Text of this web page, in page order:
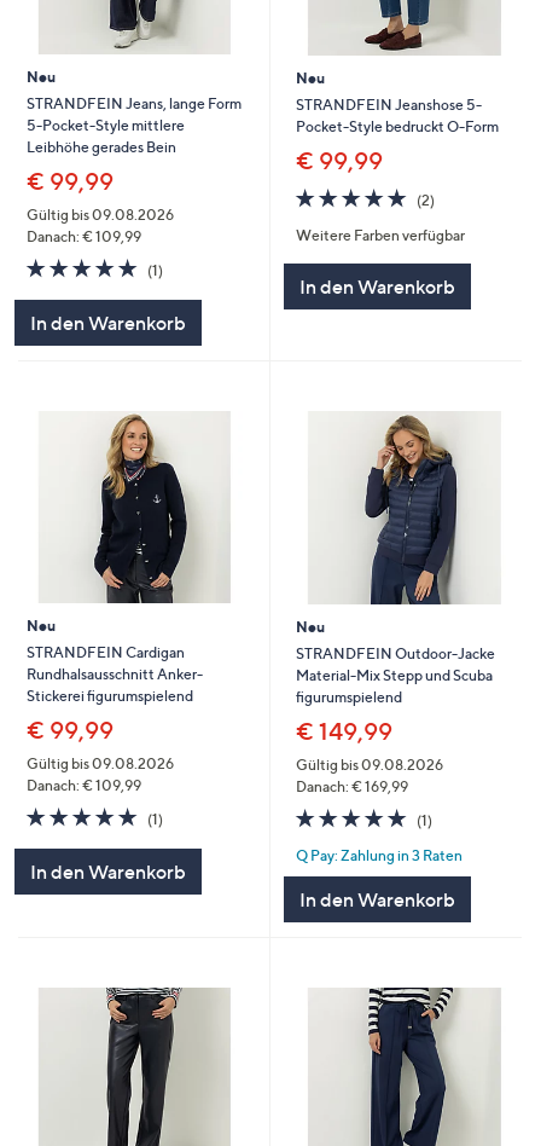
diese
anzuzeigen.
Neu
STRANDFEIN Jeans, lange Form
5-Pocket-Style mittlere
Leibhöhe gerades Bein
€ 99,99
Gültig bis 09.08.2026
Danach: € 109,99
5.0
von
(1)1
In den Warenkorb
Neu
STRANDFEIN Jeanshose 5-
Pocket-Style bedruckt O-Form
€ 99,99
5.0
von
5
(2)2
Weitere Farben verfügbar
In den Warenkorb
Neu
STRANDFEIN Cardigan
Rundhalsausschnitt Anker-
Stickerei figurumspielend
€ 99,99
Gültig bis 09.08.2026
Danach: € 109,99
5.0
von
(1)1
In den Warenkorb
Neu
STRANDFEIN Outdoor-Jacke
Material-Mix Stepp und Scuba
figurumspielend
€ 149,99
Gültig bis 09.08.2026
Danach: € 169,99
5.0
von
5
(1)1
Q Pay: Zahlung in 3 Raten
In den Warenkorb